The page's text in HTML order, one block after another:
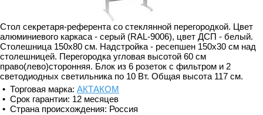
Стол секретаря-референта со стеклянной перегородкой. Цвет
алюминиевого каркаса - серый (RAL-9006), цвет ДСП - белый.
Столешница 150х80 см. Надстройка - ресепшен 150х30 см над
столешницей. Перегородка угловая высотой 60 см
право(лево)сторонняя. Блок из 6 розеток с фильтром и 2
светодиодных светильника по 10 Вт. Общая высота 117 см.
• Торговая марка: АКТАКОМ
• Срок гарантии: 12 месяцев
• Страна происхождения: Россия